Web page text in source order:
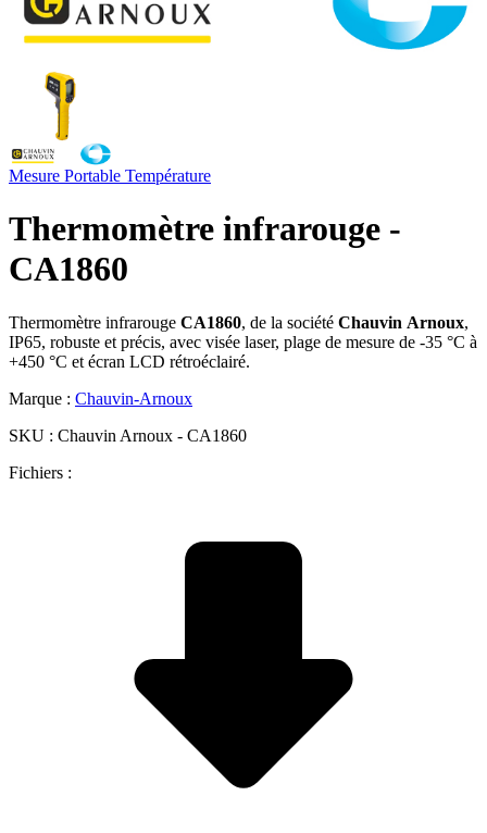
Mesure Portable Température
Thermomètre infrarouge -
CA1860
Thermomètre infrarouge CA1860, de la société Chauvin Arnoux,
IP65, robuste et précis, avec visée laser, plage de mesure de -35 °C à
+450 °C et écran LCD rétroéclairé.
Marque : Chauvin-Arnoux
SKU : Chauvin Arnoux - CA1860
Fichiers :